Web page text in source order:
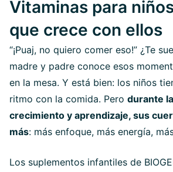
Vitaminas para
que crece con ellos
“¡Puaj, no quiero comer eso!” ¿Te
madre y padre conoce esos
en la mesa. Y está bien: los niños
ritmo con la comida. Pero durante
crecimiento y aprendizaje, sus
más: más enfoque, más energía,
Los suplementos infantiles de